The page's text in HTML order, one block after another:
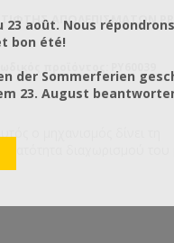
ΑΠΟΛΕΠΙΣΜΆΤΩΝ
ο μηχανισμός δίνει τη
διαχωρισμού του
το κερί χωρίς τη χρήση
août. Nous
bon été!
der Sommerferien
23. August